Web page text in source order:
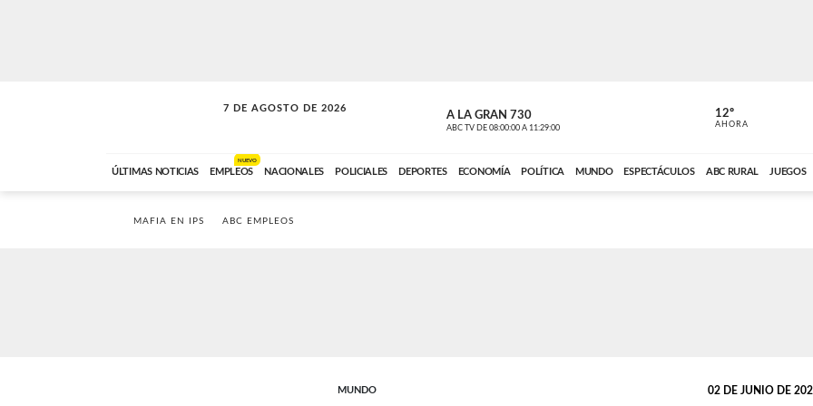
7 DE AGOSTO DE 2026
LA MOVIDA A LA GRAN 730
ABC TV DE 08:00:00 A 11:29:00 ABC CARDINAL
12º
AHORA
ÚLTIMAS NOTICIAS EMPLEOS
NUEVO
NACIONALES POLICIALES DEPORTES ECONOMÍA POLÍTICA MUNDO ESPECTÁCULOS ABC RURAL JUEGOS
MAFIA EN IPS ABC EMPLEOS
MUNDO 02 DE JUNIO DE